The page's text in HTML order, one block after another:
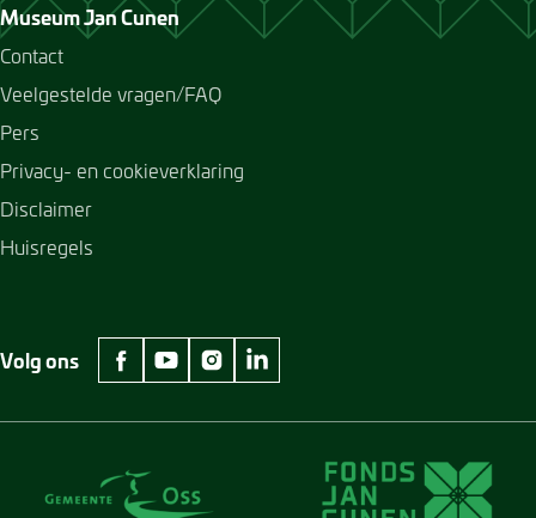
Museum Jan Cunen
Contact
Veelgestelde vragen/FAQ
Pers
Privacy- en cookieverklaring
Disclaimer
Huisregels
Volg ons
facebook Museum Jan Cunen
youtube Museum Jan Cunen
instagram Museum Jan Cunen
linkedin Museum Jan Cunen